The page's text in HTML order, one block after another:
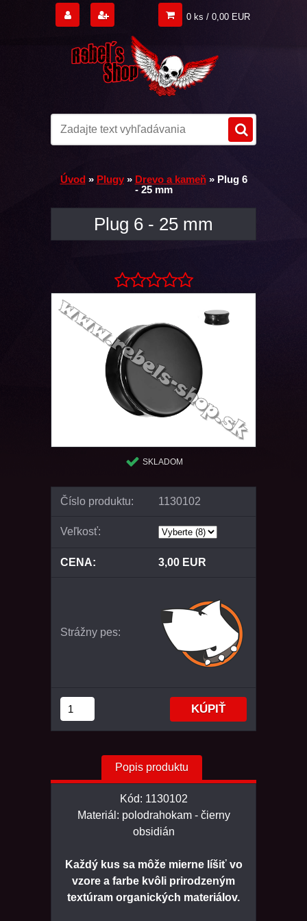
0 ks / 0,00 EUR
Úvod » Plugy » Drevo a kameň » Plug 6
- 25 mm
Plug 6 - 25 mm
SKLADOM
Číslo produktu: 1130102
Veľkosť:
CENA: 3,00 EUR
Strážny pes:
Popis produktu
Kód: 1130102
Materiál: polodrahokam - čierny
obsidián
Každý kus sa môže mierne líšiť vo
vzore a farbe kvôli prirodzeným
textúram organických materiálov.